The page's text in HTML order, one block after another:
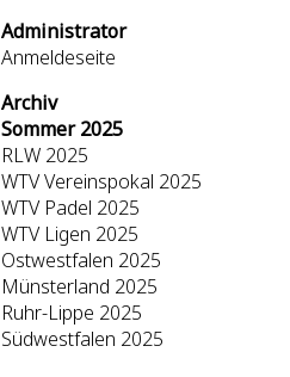
Administrator
Anmeldeseite
Archiv
Sommer 2025
RLW 2025
WTV Vereinspokal 2025
WTV Padel 2025
WTV Ligen 2025
Ostwestfalen 2025
Münsterland 2025
Ruhr-Lippe 2025
Südwestfalen 2025